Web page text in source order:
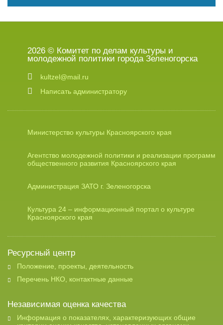
2026 © Комитет по делам культуры и
молодежной политики города Зеленогорска
kultzel@mail.ru
Написать администратору
Министерство культуры Красноярского края
Агентство молодежной политики и реализации программ
общественного развития Красноярского края
Администрация ЗАТО г. Зеленогорска
Культура 24 – информационный портал о культуре
Красноярского края
Ресурсный центр
Положение, проекты, деятельность
Перечень НКО, контактные данные
Независимая оценка качества
Информация о показателях, характеризующих общие